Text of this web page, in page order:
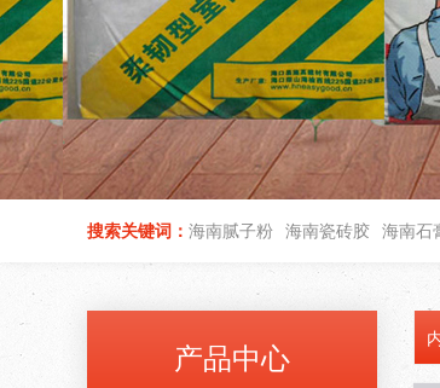
搜索关键词： 海南腻子粉 海南瓷砖胶 海南石
产品中心